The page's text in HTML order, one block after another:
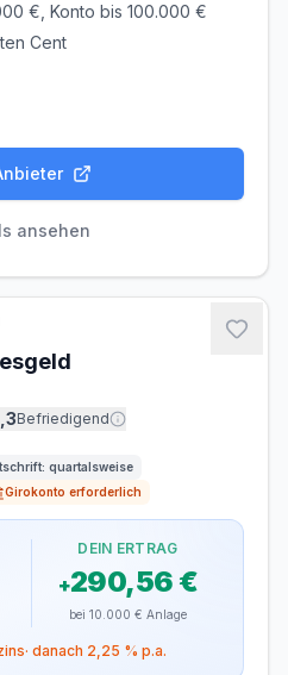
€, Konto bis 100.000 €
Cent
bis100.000 €
VERLÄNGERUNG
ansehen
Befriedigend
quartalsweise
Girokonto erforderlich
DEIN ERTRAG
+290,56 €
bei 10.000 € Anlage
· danach 2,25 % p.a.